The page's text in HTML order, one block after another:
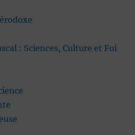
: Sciences, Culture et Foi